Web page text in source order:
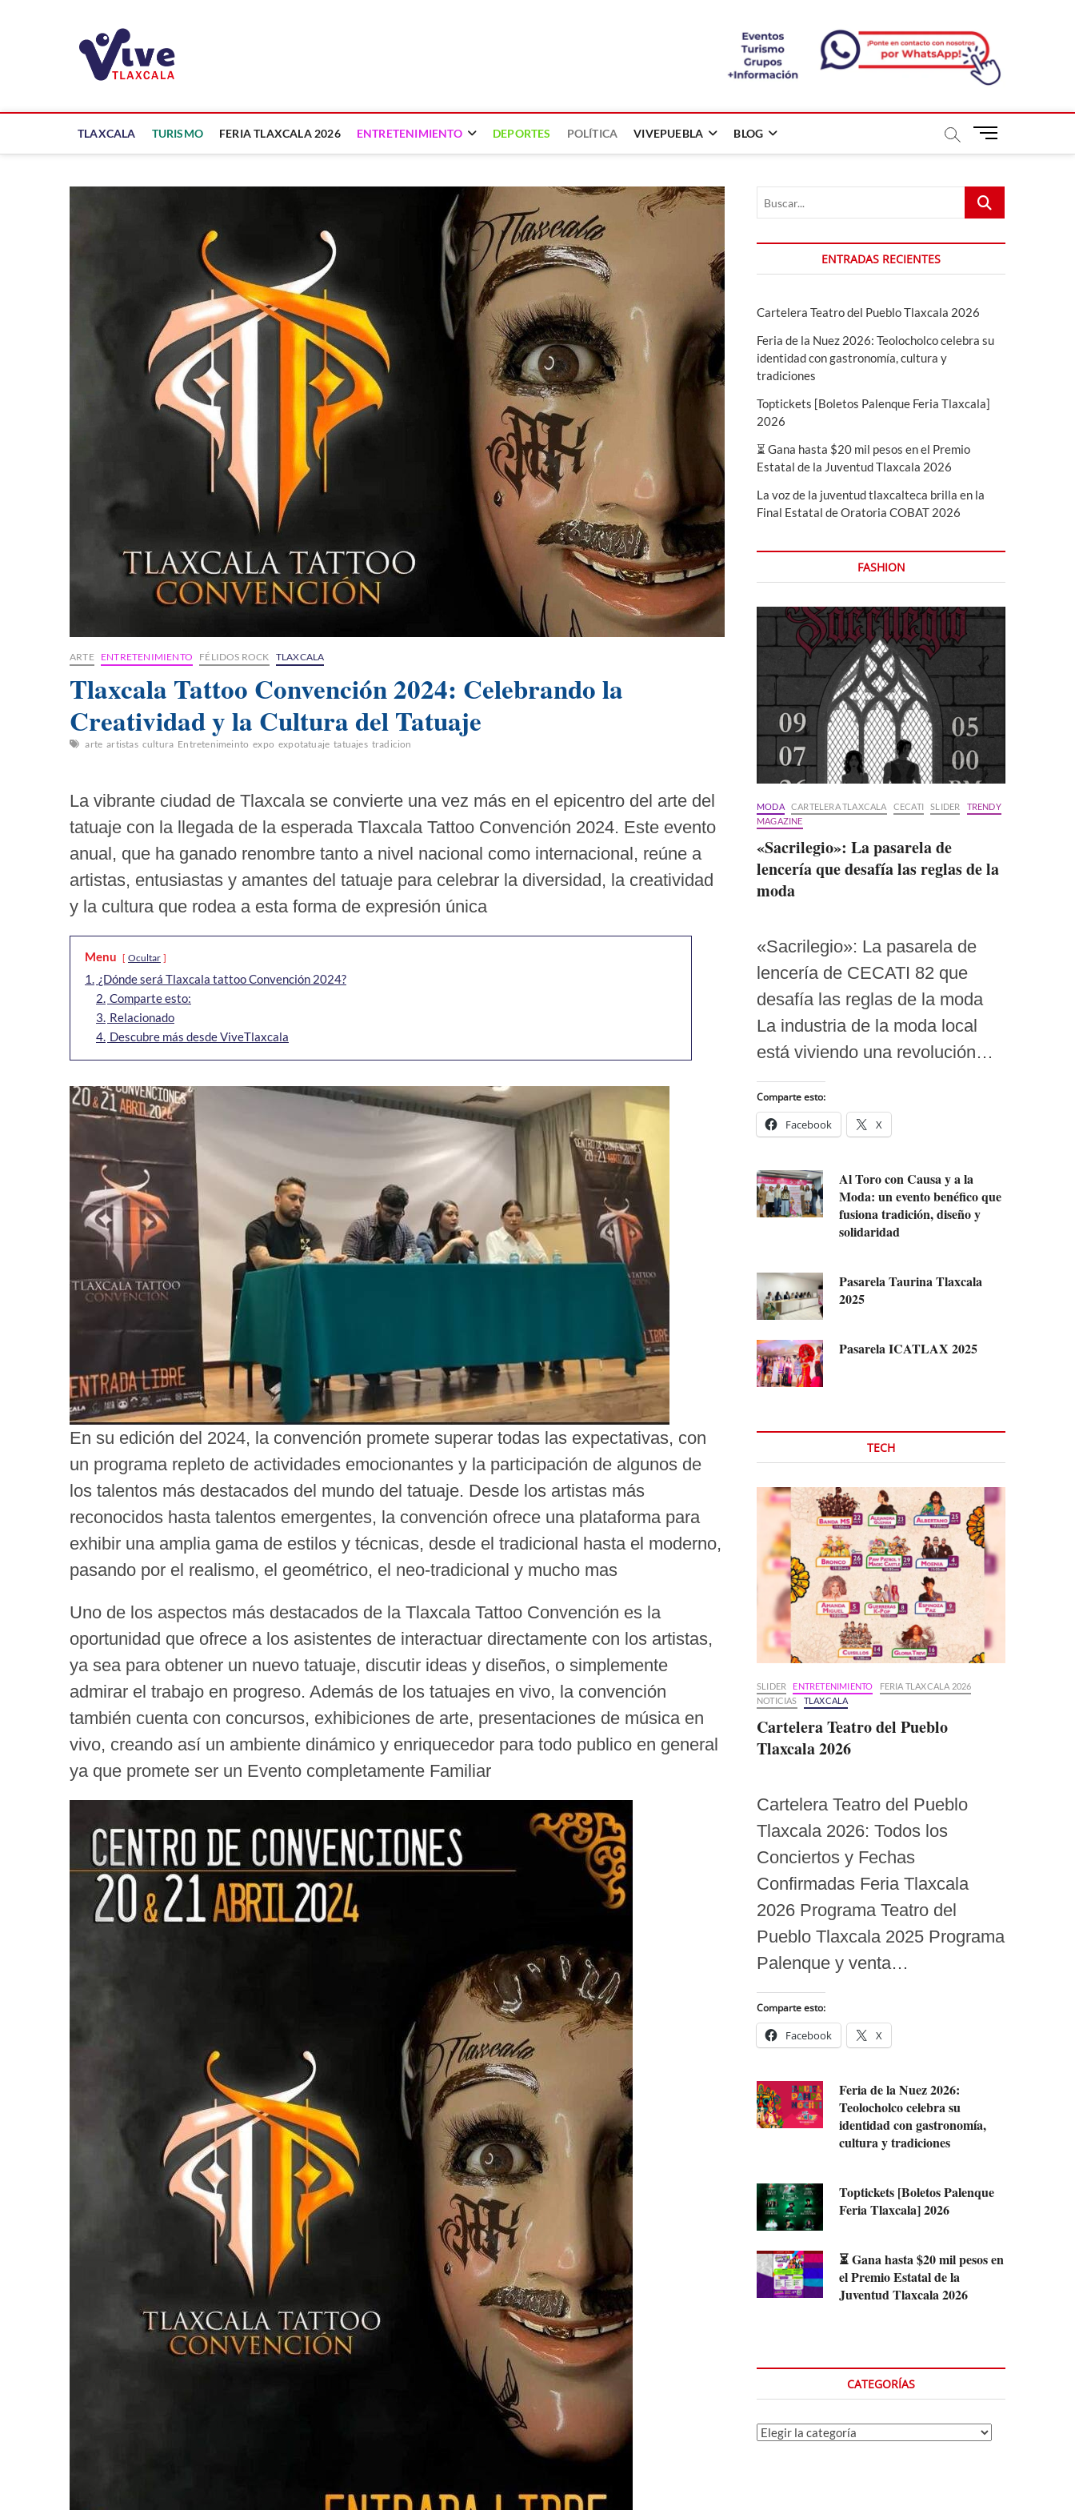
TLAXCALA TURISMO FERIA TLAXCALA 2026 ENTRETENIMIENTO DEPORTES POLÍTICA VIVEPUEBLA BLOG
B
ó
n
d
e
ARTE ENTRETENIMIENTO FÉLIDOS ROCK TLAXCALA
Tlaxcala Tattoo Convención 2024: Celebrando la
Creatividad y la Cultura del Tatuaje
arte artistas cultura Entretenimeinto expo expotatuaje tatuajes tradicion
La vibrante ciudad de Tlaxcala se convierte una vez más en el epicentro del arte del
tatuaje con la llegada de la esperada Tlaxcala Tattoo Convención 2024. Este evento
anual, que ha ganado renombre tanto a nivel nacional como internacional, reúne a
artistas, entusiastas y amantes del tatuaje para celebrar la diversidad, la creatividad
y la cultura que rodea a esta forma de expresión única
Menu Ocultar
1. ¿Dónde será Tlaxcala tattoo Convención 2024?
2. Comparte esto:
3. Relacionado
4. Descubre más desde ViveTlaxcala
En su edición del 2024, la convención promete superar todas las expectativas, con
un programa repleto de actividades emocionantes y la participación de algunos de
los talentos más destacados del mundo del tatuaje. Desde los artistas más
reconocidos hasta talentos emergentes, la convención ofrece una plataforma para
exhibir una amplia gama de estilos y técnicas, desde el tradicional hasta el moderno,
pasando por el realismo, el geométrico, el neo-tradicional y mucho mas
Uno de los aspectos más destacados de la Tlaxcala Tattoo Convención es la
oportunidad que ofrece a los asistentes de interactuar directamente con los artistas,
ya sea para obtener un nuevo tatuaje, discutir ideas y diseños, o simplemente
admirar el trabajo en progreso. Además de los tatuajes en vivo, la convención
también cuenta con concursos, exhibiciones de arte, presentaciones de música en
vivo, creando así un ambiente dinámico y enriquecedor para todo publico en general
ya que promete ser un Evento completamente Familiar
Buscar...
ENTRADAS RECIENTES
Cartelera Teatro del Pueblo Tlaxcala 2026
Feria de la Nuez 2026: Teolocholco celebra su
identidad con gastronomía, cultura y
tradiciones
Toptickets [Boletos Palenque Feria Tlaxcala]
2026
⏳ Gana hasta $20 mil pesos en el Premio
Estatal de la Juventud Tlaxcala 2026
La voz de la juventud tlaxcalteca brilla en la
Final Estatal de Oratoria COBAT 2026
FASHION
MODA CARTELERA TLAXCALA CECATI SLIDER
TRENDY
MAGAZINE
«Sacrilegio»: La pasarela de
lencería que desafía las reglas de la
moda
«Sacrilegio»: La pasarela de
lencería de CECATI 82 que
desafía las reglas de la moda
La industria de la moda local
está viviendo una revolución…
Comparte esto:
Facebook X
Al Toro con Causa y a la
Moda: un evento benéfico que
fusiona tradición, diseño y
solidaridad
Pasarela Taurina Tlaxcala
2025
Pasarela ICATLAX 2025
TECH
SLIDER ENTRETENIMIENTO
FERIA TLAXCALA 2026
NOTICIAS
TLAXCALA
Cartelera Teatro del Pueblo
Tlaxcala 2026
Cartelera Teatro del Pueblo
Tlaxcala 2026: Todos los
Conciertos y Fechas
Confirmadas Feria Tlaxcala
2026 Programa Teatro del
Pueblo Tlaxcala 2025 Programa
Palenque y venta…
Comparte esto:
Facebook X
Feria de la Nuez 2026:
Teolocholco celebra su
identidad con gastronomía,
cultura y tradiciones
Toptickets [Boletos Palenque
Feria Tlaxcala] 2026
⏳ Gana hasta $20 mil pesos en
el Premio Estatal de la
Juventud Tlaxcala 2026
CATEGORÍAS
Categorías